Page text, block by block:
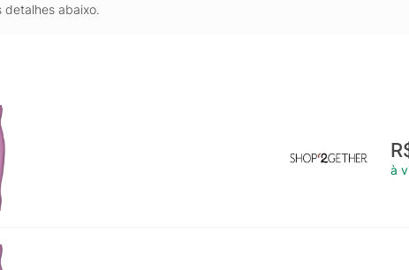
detalhes abaixo.
à